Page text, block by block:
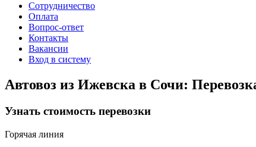
Сотрудничество
Оплата
Вопрос-ответ
Контакты
Вакансии
Вход в систему
Автовоз из Ижевска в Сочи:
Узнать стоимость перевозки
Горячая линия